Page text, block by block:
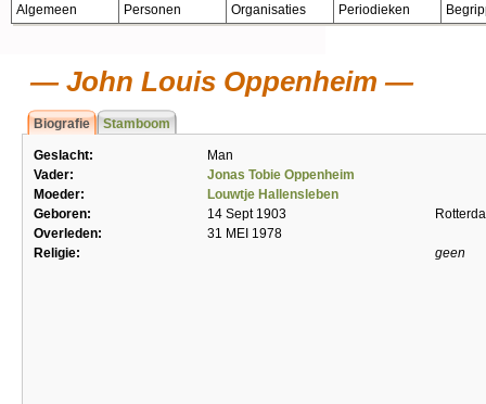
Algemeen Personen Organisaties Periodieken
John Louis Oppenheim
Biografie Stamboom
Geslacht:
Man
Vader:
Jonas Tobie Oppenheim
Moeder:
Louwtje Hallensleben
Geboren:
14 Sept 1903
Overleden:
31 MEI 1978
Religie:
geen